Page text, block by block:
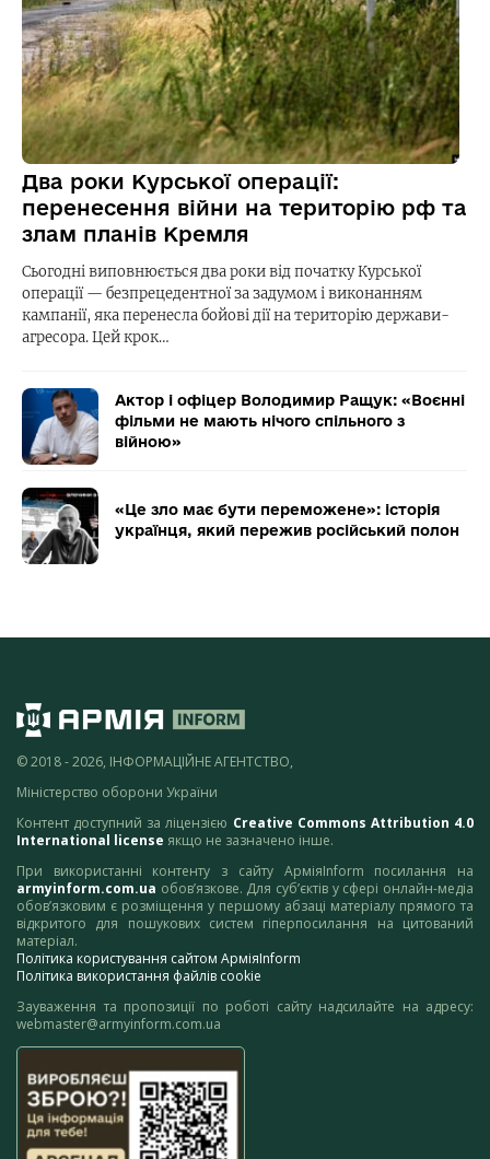
Два роки Курської операції:
перенесення війни на територію рф та
злам планів Кремля
Сьогодні виповнюється два роки від початку Курської
операції — безпрецедентної за задумом і виконанням
кампанії, яка перенесла бойові дії на територію держави-
агресора. Цей крок…
Актор і офіцер Володимир Ращук: «Воєнні
фільми не мають нічого спільного з
війною»
«Це зло має бути переможене»: історія
українця, який пережив російський полон
© 2018 - 2026, ІНФОРМАЦІЙНЕ АГЕНТСТВО,
Міністерство оборони України
Контент доступний за ліцензією Creative Commons Attribution 4.0
International license якщо не зазначено інше.
При використанні контенту з сайту АрміяInform посилання на
armyinform.com.ua обов’язкове. Для суб’єктів у сфері онлайн-медіа
обов’язковим є розміщення у першому абзаці матеріалу прямого та
відкритого для пошукових систем гіперпосилання на цитований
матеріал.
Політика користування сайтом АрміяInform
Політика використання файлів cookie
Зауваження та пропозиції по роботі сайту надсилайте на адресу:
webmaster@armyinform.com.ua